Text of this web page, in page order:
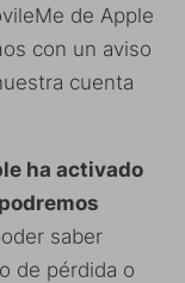
de Apple
con un aviso
cuenta
ha activado
saber
de pérdida o